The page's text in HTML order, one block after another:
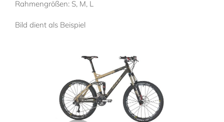
Rahmengrößen: S, M, L
Bild dient als Beispiel